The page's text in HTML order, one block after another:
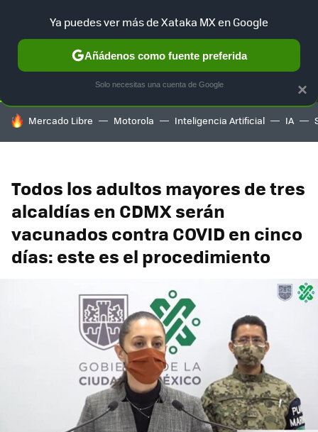
SELECCIÓN GAMING HOME AUTO TERRITORIO
HOY SE HABLA DE
Mercado Libre Motorola Inteligencia Artificial IA
Todos los adultos mayores de tres
alcaldías en CDMX serán
vacunados contra COVID en cinco
días: este es el procedimiento
×
Ya puedes ver más de Xataka MX en Google
Añádenos como fuente preferida
Solo necesitas una cuenta de Google